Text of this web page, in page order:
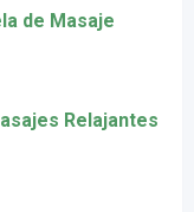
de Masaje
Relajantes